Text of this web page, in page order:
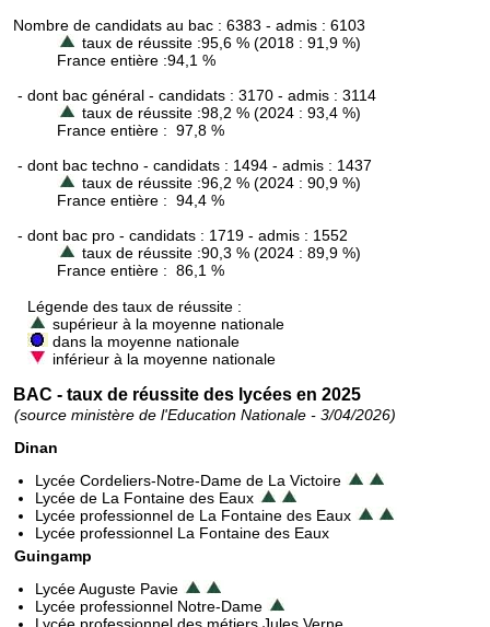
Nombre de candidats au bac : 6383 - admis : 6103
taux de réussite :95,6 % (2018 : 91,9 %)
France entière :94,1 %
- dont bac général - candidats : 3170 - admis : 3114
taux de réussite :98,2 % (2024 : 93,4 %)
France entière : 97,8 %
- dont bac techno - candidats : 1494 - admis : 1437
taux de réussite :96,2 % (2024 : 90,9 %)
France entière : 94,4 %
- dont bac pro - candidats : 1719 - admis : 1552
taux de réussite :90,3 % (2024 : 89,9 %)
France entière : 86,1 %
Légende des taux de réussite :
supérieur à la moyenne nationale
dans la moyenne nationale
inférieur à la moyenne nationale
BAC - taux de réussite des lycées en 2025
(source ministère de l'Education Nationale - 3/04/2026)
Dinan
Lycée Cordeliers-Notre-Dame de La Victoire
Lycée de La Fontaine des Eaux
Lycée professionnel de La Fontaine des Eaux
Lycée professionnel La Fontaine des Eaux
Guingamp
Lycée Auguste Pavie
Lycée professionnel Notre-Dame
Lycée professionnel des métiers Jules Verne